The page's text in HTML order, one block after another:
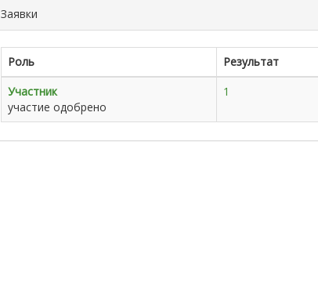
Заявки
Роль
Результат
Участник
участие одобрено
1